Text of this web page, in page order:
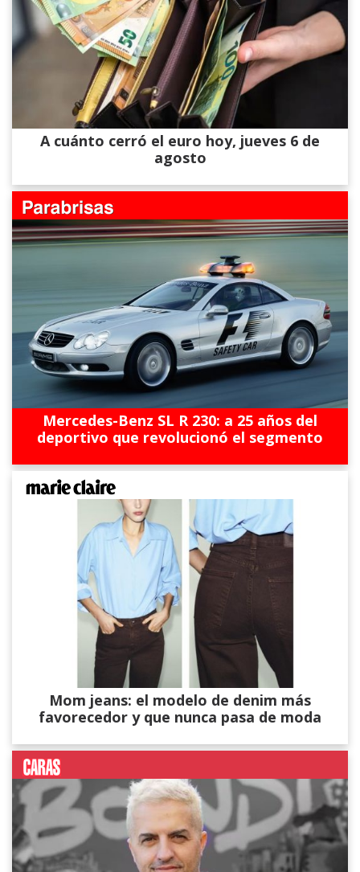
A cuánto cerró el euro hoy, jueves 6 de
agosto
Mercedes-Benz SL R 230: a 25 años del
deportivo que revolucionó el segmento
Mom jeans: el modelo de denim más
favorecedor y que nunca pasa de moda